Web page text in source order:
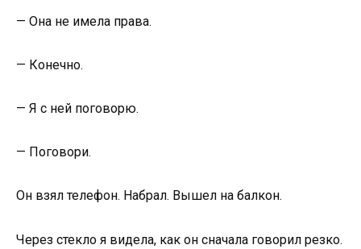
— Она не имела права.
— Конечно.
— Я с ней поговорю.
— Поговори.
Он взял телефон. Набрал. Вышел на балкон.
Через стекло я видела, как он сначала говорил резко.